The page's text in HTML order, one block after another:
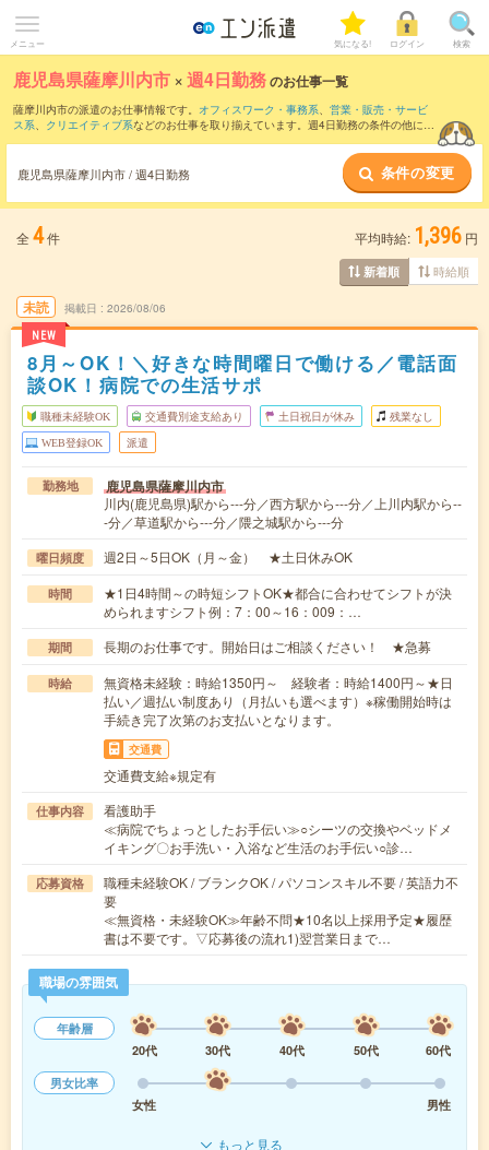
メニュー 気になる! ログイン 検索
鹿児島県薩摩川内市 ×週4日勤務のお仕事一覧
薩摩川内市の派遣のお仕事情報です。 オフィスワーク・事務系、 営業・販売・サービ
ス系、 クリエイティブ系などのお仕事を取り揃えています。週4日勤務の条件の他に、
鹿児島県薩摩川内市 / 週4日勤務 条件の変更
全 4件 平均時給: 1,396 円
新着順 時給順
未読
NEW
掲載日 2026/08/06
8月～OK！＼好きな時間曜日で働ける／電話面
談OK！病院での生活サポ
職種未経験OK 交通費別途支給あり 土日祝日が休み 残業なし
WEB登録OK 派遣
勤務地 鹿児島県薩摩川内市
川内(鹿児島県)駅から---分／西方駅から---分／上川内駅から--
-分／草道駅から---分／隈之城駅から---分
曜日頻度 週2日～5日OK（月～金） ★土日休みOK
時間
★1日4時間～の時短シフトOK★都合に合わせてシフトが決
められますシフト例：7：00～16：009：…
期間 長期のお仕事です。開始日はご相談ください！ ★急募
時給
無資格未経験：時給1350円～ 経験者：時給1400円～★日
払い／週払い制度あり（月払いも選べます）※稼働開始時は
手続き完了次第のお支払いとなります。
交通費
交通費支給※規定有
仕事内容
看護助手
≪病院でちょっとしたお手伝い≫○シーツの交換やベッドメ
イキング〇お手洗い・入浴など生活のお手伝い○診…
応募資格
職種未経験OK / ブランクOK / パソコンスキル不要 / 英語力不
要
≪無資格・未経験OK≫年齢不問★10名以上採用予定★履歴
書は不要です。▽応募後の流れ1)翌営業日まで…
職場の雰囲気
年齢層
20代
30代 40代 50代
60代
男女比率
女性
男性
もっと見る